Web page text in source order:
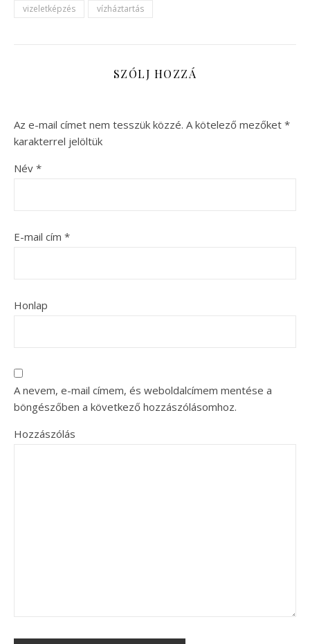
vizeletképzés
vízháztartás
SZÓLJ HOZZÁ
Az e-mail címet nem tesszük közzé. A kötelező mezőket *
karakterrel jelöltük
Név *
E-mail cím *
Honlap
A nevem, e-mail címem, és weboldalcímem mentése a
böngészőben a következő hozzászólásomhoz.
Hozzászólás